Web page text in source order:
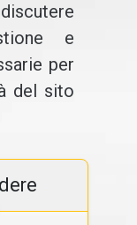
e
per
del sito